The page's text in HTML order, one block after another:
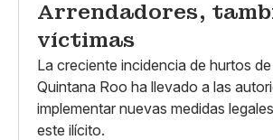
Arrendadores,
víctimas
La creciente incidencia de hurtos
Quintana Roo ha llevado a las
implementar nuevas medidas
este ilícito.